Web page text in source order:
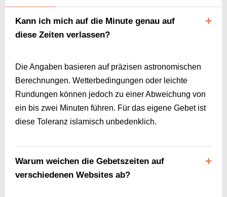
Kann ich mich auf die Minute genau auf
diese Zeiten verlassen?
Die Angaben basieren auf präzisen astronomischen
Berechnungen. Wetterbedingungen oder leichte
Rundungen können jedoch zu einer Abweichung von
ein bis zwei Minuten führen. Für das eigene Gebet ist
diese Toleranz islamisch unbedenklich.
Warum weichen die Gebetszeiten auf
verschiedenen Websites ab?